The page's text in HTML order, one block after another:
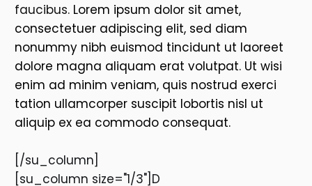
faucibus. Lorem ipsum dolor sit amet,
consectetuer adipiscing elit, sed diam
nonummy nibh euismod tincidunt ut laoreet
dolore magna aliquam erat volutpat. Ut wisi
enim ad minim veniam, quis nostrud exerci
tation ullamcorper suscipit lobortis nisl ut
aliquip ex ea commodo consequat.
[/su_column]
[su_column size="1/3"]D